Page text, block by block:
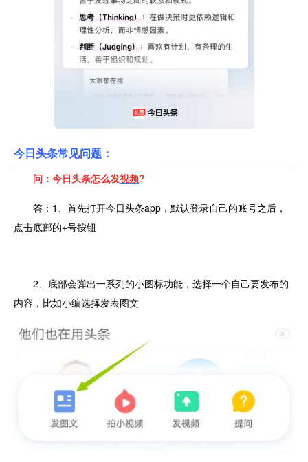
今日头条常见问题：
问：今日头条怎么发视频?
答：1、首先打开今日头条app，默认登录自己的账号之后，
点击底部的+号按钮
2、底部会弹出一系列的小图标功能，选择一个自己要发布的
内容，比如小编选择发表图文